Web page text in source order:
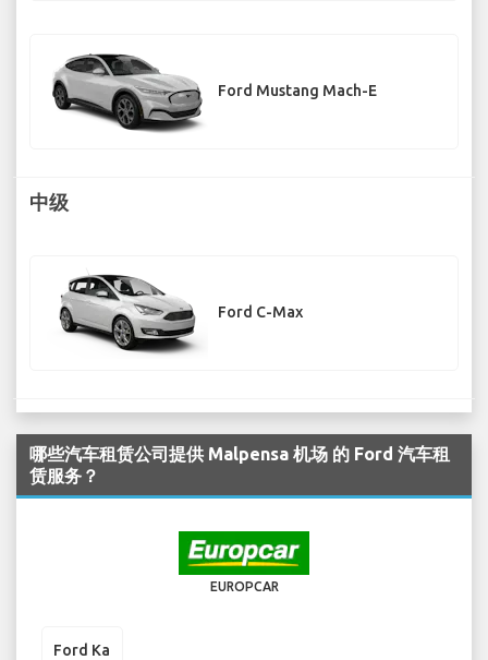
Ford Mustang Mach-E
中级
Ford C-Max
哪些汽车租赁公司提供 Malpensa 机场 的 Ford 汽车租
赁服务？
EUROPCAR
Ford Ka